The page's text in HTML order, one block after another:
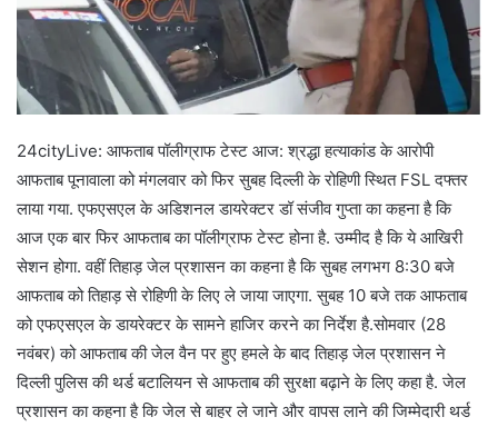
24cityLive: आफताब पॉलीग्राफ टेस्ट आज: श्रद्धा हत्याकांड के आरोपी
आफताब पूनावाला को मंगलवार को फिर सुबह दिल्ली के रोहिणी स्थित FSL दफ्तर
लाया गया. एफएसएल के अडिशनल डायरेक्टर डॉ संजीव गुप्ता का कहना है कि
आज एक बार फिर आफताब का पॉलीग्राफ टेस्ट होना है. उम्मीद है कि ये आखिरी
सेशन होगा. वहीं तिहाड़ जेल प्रशासन का कहना है कि सुबह लगभग 8:30 बजे
आफताब को तिहाड़ से रोहिणी के लिए ले जाया जाएगा. सुबह 10 बजे तक आफताब
को एफएसएल के डायरेक्टर के सामने हाजिर करने का निर्देश है.सोमवार (28
नवंबर) को आफताब की जेल वैन पर हुए हमले के बाद तिहाड़ जेल प्रशासन ने
दिल्ली पुलिस की थर्ड बटालियन से आफताब की सुरक्षा बढ़ाने के लिए कहा है. जेल
प्रशासन का कहना है कि जेल से बाहर ले जाने और वापस लाने की जिम्मेदारी थर्ड